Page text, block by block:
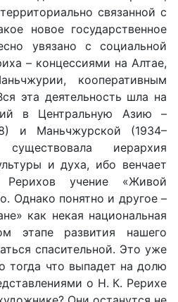
связанной с
новое государственное
увязано с социальной
– концессиями на Алтае,
кооперативным
эта деятельность шла на
в Центральную Азию –
и Маньчжурской (1934–
иерархия
и духа, ибо венчает
Рерихов учение «Живой
Однако понятно и другое –
как некая национальная
этапе развития нашего
спасительной. Это уже
тогда что выпадет на долю
о Н. К. Рерихе